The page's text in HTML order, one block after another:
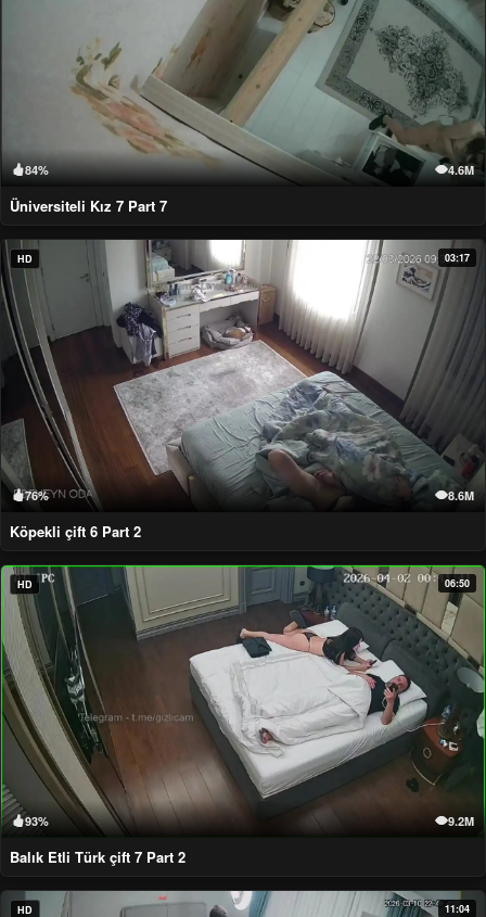
84% 4.6M
Üniversiteli Kız 7 Part 7
HD 03:17
76% 8.6M
Köpekli çift 6 Part 2
HD 06:50
93% 9.2M
Balık Etli Türk çift 7 Part 2
HD 11:04